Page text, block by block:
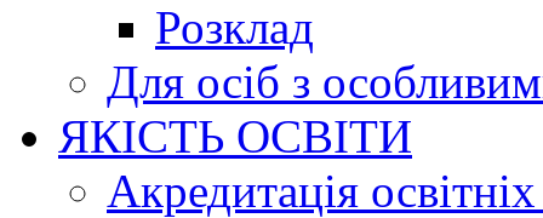
Розклад
Для осіб з
ЯКІСТЬ ОСВІТИ
Акредитація